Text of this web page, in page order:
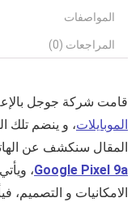
المواصفات
المراجعات (0)
قامت شركة جوجل
الموبايلات
المقال سنكشف عن
Google Pixel 9a،
الامكانيات و التصميم،